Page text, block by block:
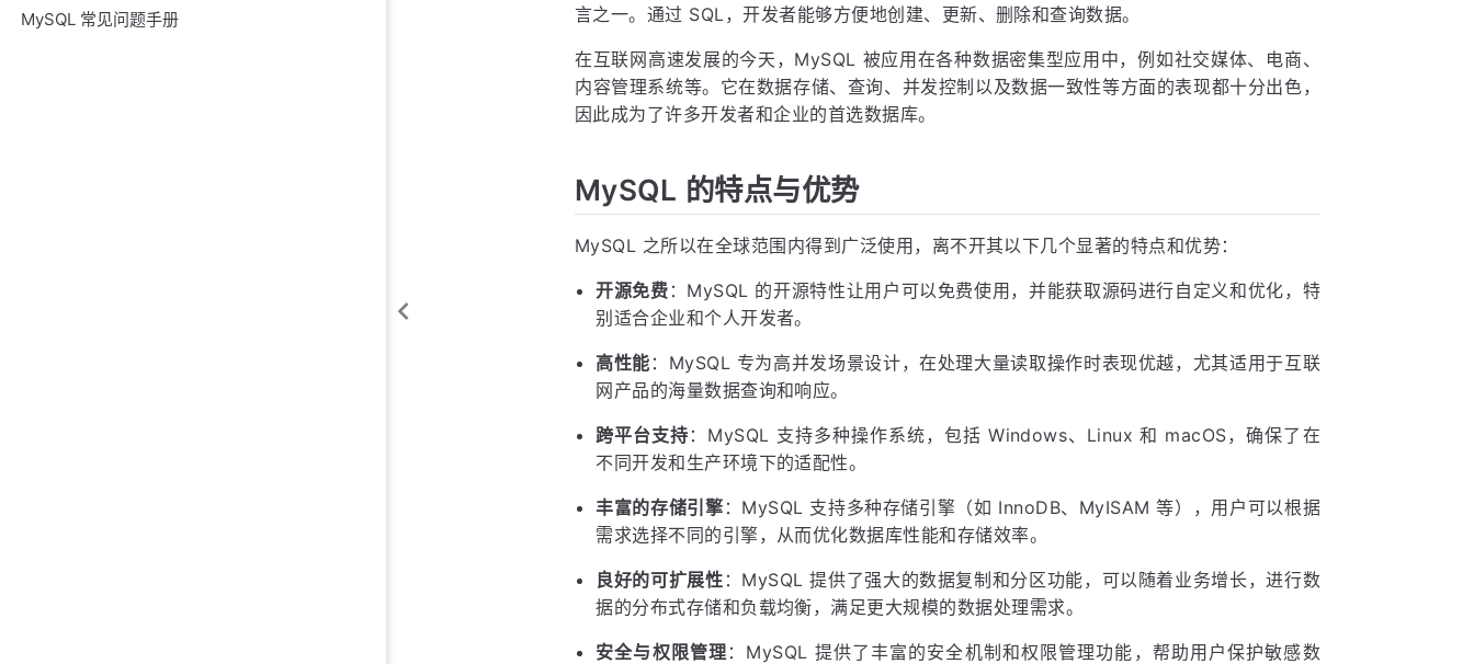
MySQL 常见问题手册
言之一。通过 SQL，开发者能够方便地创建、更新、删除和查询数据。
在互联网高速发展的今天，MySQL 被应用在各种数据密集型应用中，例如社交媒体、电商、
内容管理系统等。它在数据存储、查询、并发控制以及数据一致性等方面的表现都十分出色，
因此成为了许多开发者和企业的首选数据库。
MySQL 的特点与优势
MySQL 之所以在全球范围内得到广泛使用，离不开其以下几个显著的特点和优势：
开源免费 ：MySQL 的开源特性让用户可以免费使用，并能获取源码进行自定义和优化，特
别适合企业和个人开发者。
高性能 ：MySQL 专为高并发场景设计，在处理大量读取操作时表现优越，尤其适用于互联
网产品的海量数据查询和响应。
跨平台支持 ：MySQL 支持多种操作系统，包括 Windows、Linux 和 macOS，确保了在
不同开发和生产环境下的适配性。
丰富的存储引擎 ：MySQL 支持多种存储引擎（如 InnoDB、MyISAM 等），用户可以根据
需求选择不同的引擎，从而优化数据库性能和存储效率。
良好的可扩展性 ：MySQL 提供了强大的数据复制和分区功能，可以随着业务增长，进行数
据的分布式存储和负载均衡，满足更大规模的数据处理需求。
安全与权限管理 ：MySQL 提供了丰富的安全机制和权限管理功能，帮助用户保护敏感数